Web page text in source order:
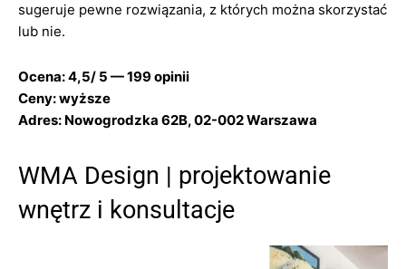
sugeruje pewne rozwiązania, z których można skorzystać
lub nie.
Ocena: 4,5/ 5 — 199 opinii
Ceny: wyższe
Adres: Nowogrodzka 62B, 02-002 Warszawa
WMA Design | projektowanie
wnętrz i konsultacje